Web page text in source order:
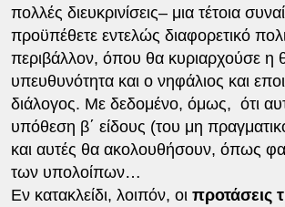
πολλές διευκρινίσεις– μια τέτοια
προϋπέθετε εντελώς διαφορετικό
περιβάλλον, όπου θα κυριαρχούσε η
υπευθυνότητα και ο νηφάλιος και
διάλογος. Με δεδομένο, όμως, ότι
υπόθεση β΄ είδους (του μη
και αυτές θα ακολουθήσουν, όπως
των υπολοίπων…
Εν κατακλείδι, λοιπόν, οι προτάσεις